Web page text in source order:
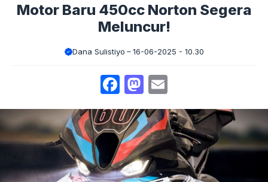
Motor Baru 450cc Norton Segera
Meluncur!
Dana Sulistiyo 16-06-2025 - 10.30
Facebook
Mastodon